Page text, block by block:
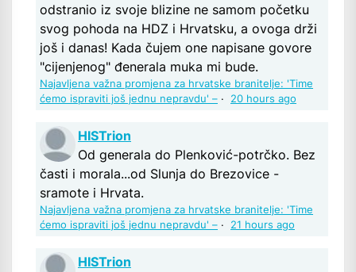
odstranio iz svoje blizine ne samom početku
svog pohoda na HDZ i Hrvatsku, a ovoga drži
još i danas! Kada čujem one napisane govore
"cijenjenog" đenerala muka mi bude.
Najavljena važna promjena za hrvatske branitelje: 'Time
ćemo ispraviti još jednu nepravdu' – · 20 hours ago
HISTrion
Od generala do Plenković-potrčko. Bez
časti i morala...od Slunja do Brezovice -
sramote i Hrvata.
Najavljena važna promjena za hrvatske branitelje: 'Time
ćemo ispraviti još jednu nepravdu' – · 21 hours ago
HISTrion